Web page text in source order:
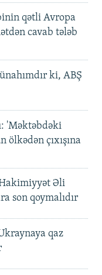
qətli Avropa
cavab tələb
ki, ABŞ
'Məktəbdəki
ölkədən çıxışına
Əli
son qoymalıdır
qaz